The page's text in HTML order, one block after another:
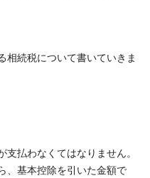
相続税について書いていきま
払わなくてはなりません。
、基本控除を引いた金額で